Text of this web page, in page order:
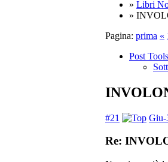
» Libri
»
Pagina: prima «
Post Tools
#21 Giu-
Re: